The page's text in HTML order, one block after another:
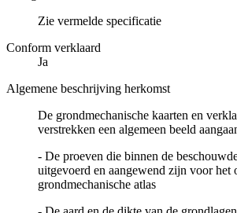
Zie vermelde specificatie
Conform verklaard
Ja
Algemene beschrijving herkomst
De grondmechanische kaarten en
verstrekken een algemeen beeld
- De proeven die binnen de
uitgevoerd en aangewend zijn voor het
grondmechanische atlas